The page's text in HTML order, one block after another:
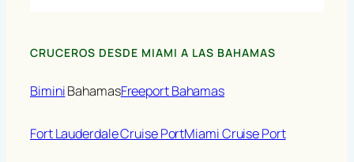
CRUCEROS DESDE MIAMI A LAS BAHAMAS
BiminiBahamasFreeport Bahamas
Fort Lauderdale Cruise PortMiami Cruise Port